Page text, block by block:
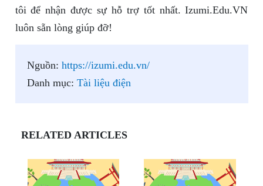
tôi để nhận được sự hỗ trợ tốt nhất. Izumi.Edu.VN
luôn sẵn lòng giúp đỡ!
Nguồn: https://izumi.edu.vn/
Danh mục: Tài liệu điện
RELATED ARTICLES